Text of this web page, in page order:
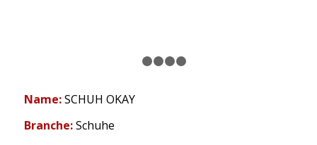
Name:SCHUH OKAY
Branche:Schuhe